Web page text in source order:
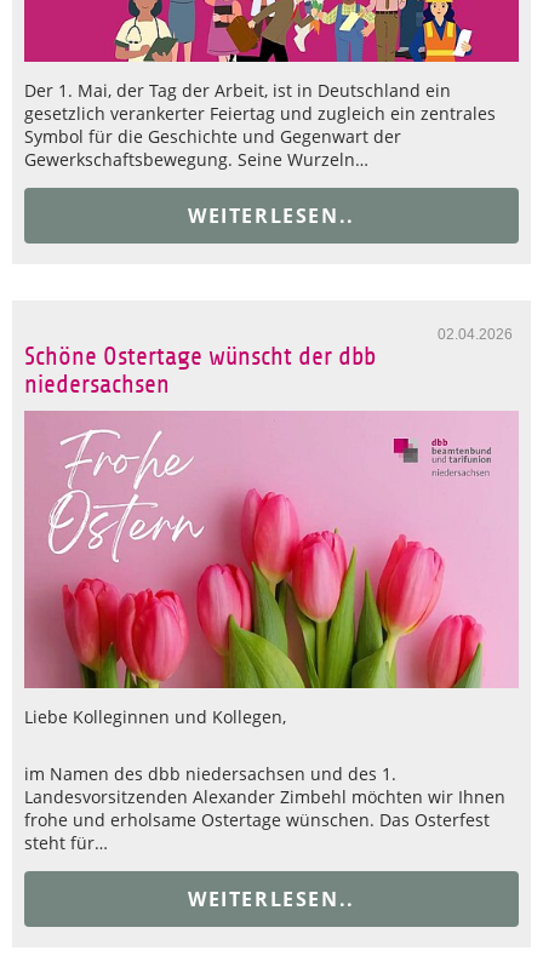
Der 1. Mai, der Tag der Arbeit, ist in Deutschland ein
gesetzlich verankerter Feiertag und zugleich ein zentrales
Symbol für die Geschichte und Gegenwart der
Gewerkschaftsbewegung. Seine Wurzeln…
WEITERLESEN..
02.04.2026
Schöne Ostertage wünscht der dbb
niedersachsen
Liebe Kolleginnen und Kollegen,
im Namen des dbb niedersachsen und des 1.
Landesvorsitzenden Alexander Zimbehl möchten wir Ihnen
frohe und erholsame Ostertage wünschen. Das Osterfest
steht für…
WEITERLESEN..